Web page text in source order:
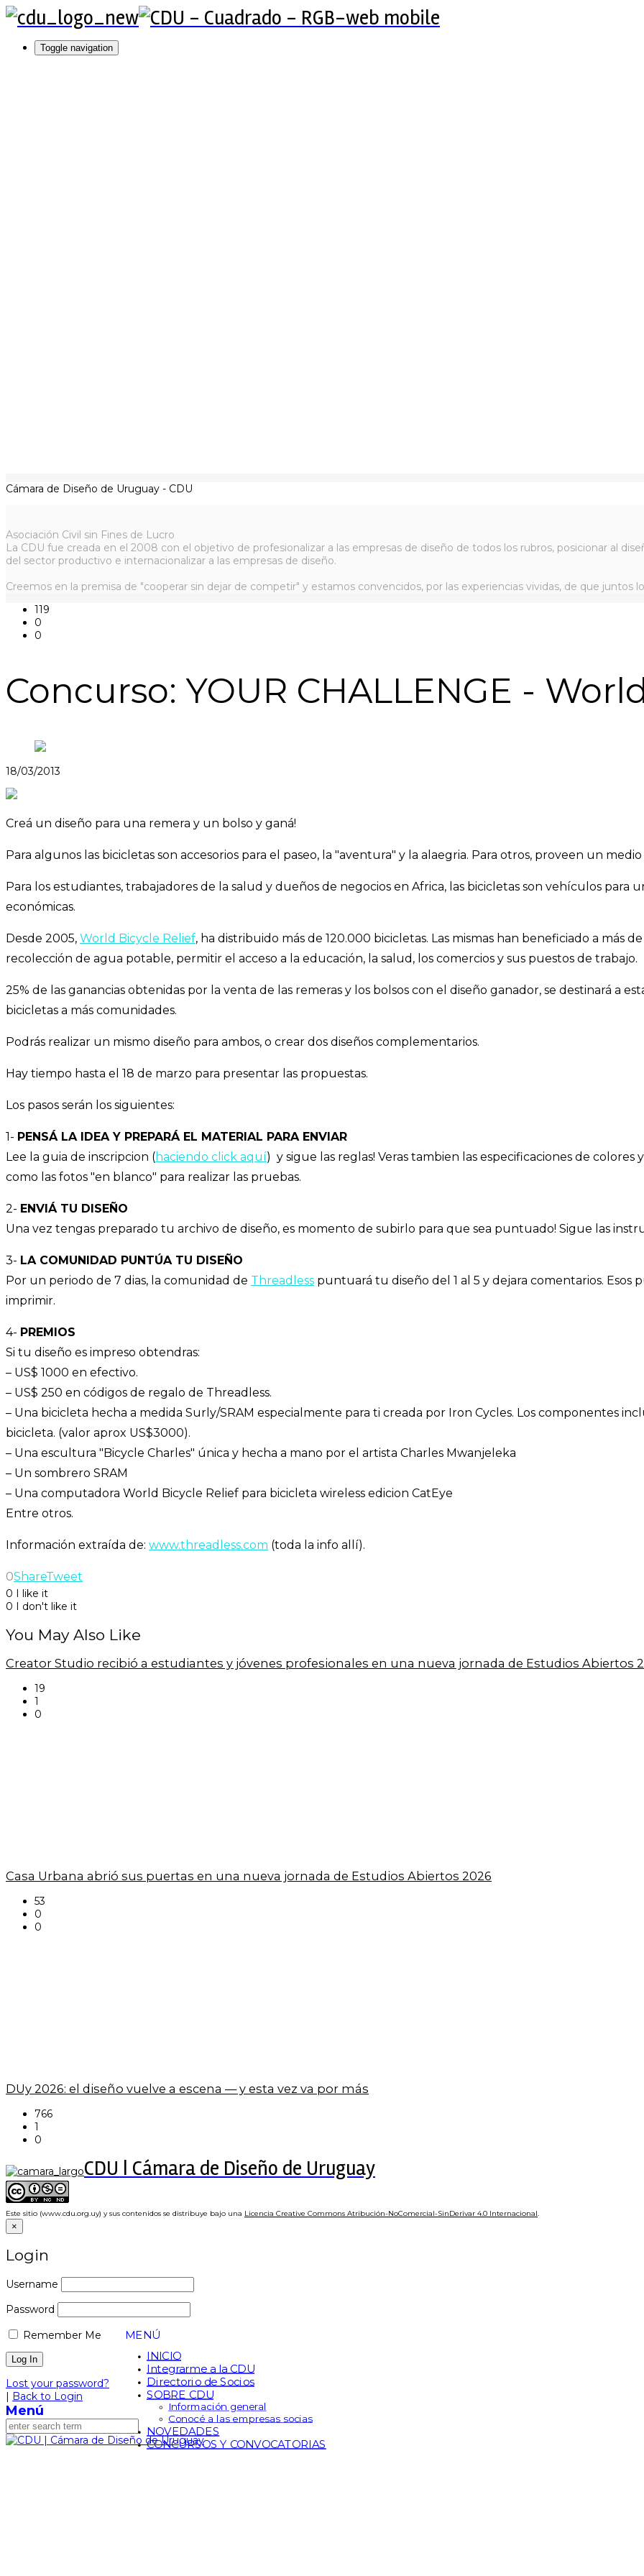
Toggle navigation
Cámara de Diseño de Uruguay - CDU
Asociación Civil sin Fines de Lucro
La CDU fue creada en el 2008 con el objetivo de profesionalizar a las empresas de diseño de todos los rubros, posicionar al
del sector productivo e internacionalizar a las empresas de diseño.
Creemos en la premisa de "cooperar sin dejar de competir" y estamos convencidos, por las experiencias vividas, de que juntos
119
0
0
Concurso: YOUR CHALLENGE -
18/03/2013
Creá un diseño para una remera y un bolso y ganá!
Para algunos las bicicletas son accesorios para el paseo, la "aventura" y la alaegria. Para otros, proveen un
Para los estudiantes, trabajadores de la salud y dueños de negocios en Africa, las bicicletas son vehículos
económicas.
Desde 2005, World Bicycle Relief, ha distribuido más de 120.000 bicicletas. Las mismas han beneficiado a más
recolección de agua potable, permitir el acceso a la educación, la salud, los comercios y sus puestos de trabajo.
25% de las ganancias obtenidas por la venta de las remeras y los bolsos con el diseño ganador, se destinará a
bicicletas a más comunidades.
Podrás realizar un mismo diseño para ambos, o crear dos diseños complementarios.
Hay tiempo hasta el 18 de marzo para presentar las propuestas.
Los pasos serán los siguientes:
1- PENSÁ LA IDEA Y PREPARÁ EL MATERIAL PARA ENVIAR
Lee la guia de inscripcion (haciendo click aquí) y sigue las reglas! Veras tambien las especificaciones de
como las fotos "en blanco" para realizar las pruebas.
2- ENVIÁ TU DISEÑO
Una vez tengas preparado tu archivo de diseño, es momento de subirlo para que sea puntuado! Sigue las
3- LA COMUNIDAD PUNTÚA TU DISEÑO
Por un periodo de 7 dias, la comunidad de Threadless puntuará tu diseño del 1 al 5 y dejara comentarios.
imprimir.
4- PREMIOS
Si tu diseño es impreso obtendras:
– US$ 1000 en efectivo.
– US$ 250 en códigos de regalo de Threadless.
– Una bicicleta hecha a medida Surly/SRAM especialmente para ti creada por Iron Cycles. Los componentes
bicicleta. (valor aprox US$3000).
– Una escultura "Bicycle Charles" única y hecha a mano por el artista Charles Mwanjeleka
– Un sombrero SRAM
– Una computadora World Bicycle Relief para bicicleta wireless edicion CatEye
Entre otros.
Información extraída de: www.threadless.com (toda la info allí).
0ShareTweet
0 I like it
0 I don't like it
You May Also Like
Creator Studio recibió a estudiantes y jóvenes profesionales en una nueva jornada de Estudios Abiertos
19
1
0
Casa Urbana abrió sus puertas en una nueva jornada de Estudios Abiertos 2026
53
0
0
DUy 2026: el diseño vuelve a escena — y esta vez va por más
766
1
0
CDU | Cámara de Diseño de Uruguay
Este sitio (www.cdu.org.uy) y sus contenidos se distribuye bajo una Licencia Creative Commons Atribución-NoComercial-SinDerivar 4.0 Internacional.
×
Login
Username
Password
Remember Me
Lost your password?
| Back to Login
Menú
MENÚ
INICIO
Integrarme a la CDU
Directorio de Socios
SOBRE CDU
Información general
Conocé a las empresas socias
NOVEDADES
CONCURSOS Y CONVOCATORIAS